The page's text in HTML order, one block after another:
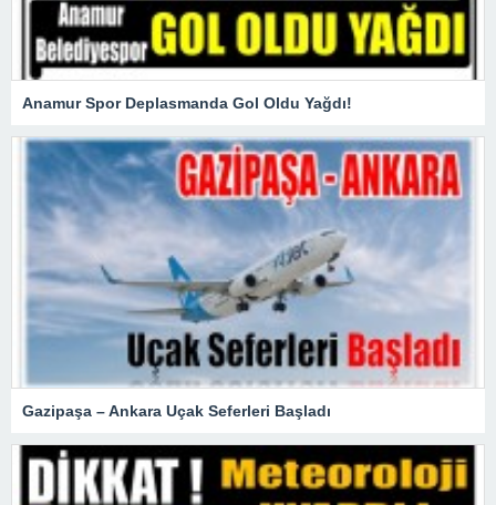
Anamur Spor Deplasmanda Gol Oldu Yağdı!
Gazipaşa – Ankara Uçak Seferleri Başladı